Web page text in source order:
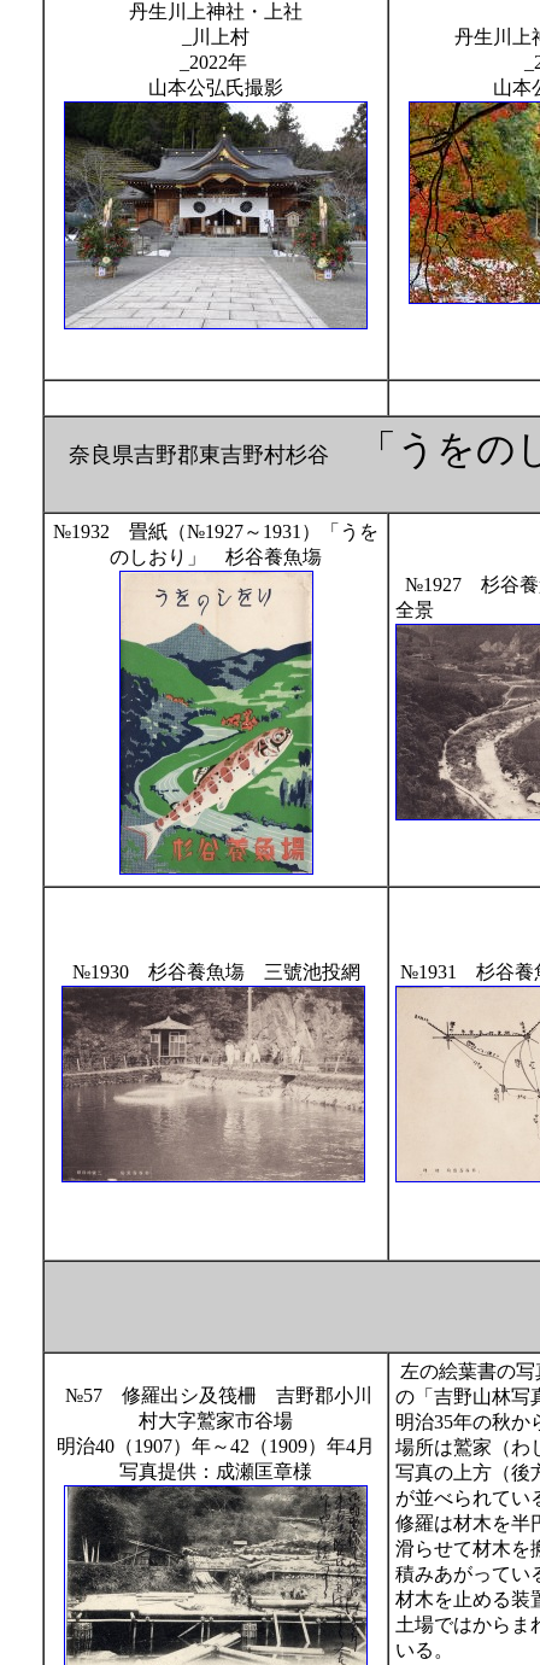
丹生川上神社・上社
_川上村
_2022年
山本公弘氏撮影
丹生川上
山本
奈良県吉野郡東吉野村杉谷 「うをの
№1932 畳紙（№1927～1931）「うを
のしおり」 杉谷養魚塲
№1927 杉谷
全景
№1930 杉谷養魚塲 三號池投網 №1931 杉谷
№57 修羅出シ及筏柵 吉野郡小川
村大字鷲家市谷場
明治40（1907）年～42（1909）年4月
写真提供：成瀬匡章様
左の絵葉書の
の「吉野山林写
明治35年の秋か
場所は鷲家（わ
写真の上方（後
が並べられてい
修羅は材木を半
滑らせて材木を
積みあがってい
材木を止める装
土場ではからま
いる。